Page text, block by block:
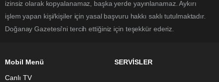
izinsiz olarak kopyalanamaz, başka yerde yayınlanamaz. Aykırı
işlem yapan kişi/kişiler için yasal başvuru hakkı saklı tutulmaktadır.
Doğanay Gazetesi'ni tercih ettiğiniz için teşekkür ederiz.
Mobil Menü
Canlı TV
SERVİSLER